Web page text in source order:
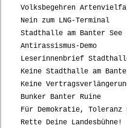
Volksbegehren
Nein zum LNG-Terminal
Stadthalle am Banter See
Antirassismus-Demo
Leserinnenbrief
Keine Stadthalle am
Keine
Bunker Banter Ruine
Für Demokratie,
Rette Deine Landesbühne!